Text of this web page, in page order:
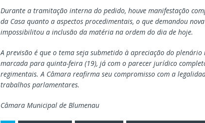
Durante a tramitação interna do pedido, houve manifestação
da Casa quanto a aspectos procedimentais, o que demandou
impossibilitou a inclusão da matéria na ordem do dia de hoje.
A previsão é que o tema seja submetido à apreciação do
marcada para quinta-feira (19), já com o parecer jurídico
regimentais. A Câmara reafirma seu compromisso com a
trabalhos parlamentares.
Câmara Municipal de Blumenau